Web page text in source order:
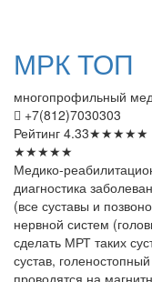
МРКТОП
многопрофильный
+7(812)7030303
Рейтинг 4.33★★★★★
★★★★★
Медико-
диагностика
(все суставы и
нервной систем
сделать МРТ таких
сустав,
проводятся на